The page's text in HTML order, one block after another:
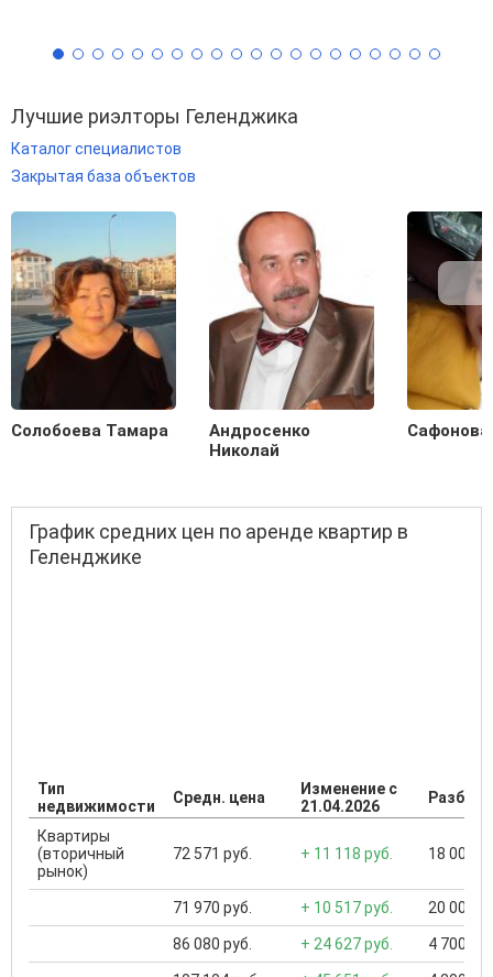
Лучшие риэлторы Геленджика
Каталог специалистов
Закрытая база объектов
Солобоева Тамара
Андросенко
Николай
График средних цен по аренде квартир в
Геленджике
Тип
недвижимости
Средн. цена
Изменение с
21.04.2026
Квартиры
(вторичный
рынок)
72 571 руб. + 11 118 руб. 18 000
71 970 руб. + 10 517 руб. 20 000
86 080 руб. + 24 627 руб. 4 700 ...